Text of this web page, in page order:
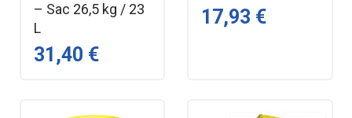
– Sac 26,5 kg / 23
L
31,40 €
17,93 €